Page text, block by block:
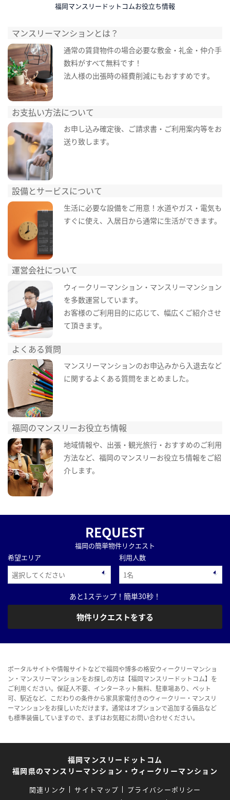
福岡マンスリードットコムお役立ち情報
マンスリーマンションとは？
通常の賃貸物件の場合必要な敷金・礼金・仲介手
数料がすべて無料です！
法人様の出張時の経費削減にもおすすめです。
お支払い方法について
お申し込み確定後、ご請求書・ご利用案内等をお
送り致します。
設備とサービスについて
生活に必要な設備をご用意！水道やガス・電気も
すぐに使え、入居日から通常に生活ができます。
運営会社について
ウィークリーマンション・マンスリーマンション
を多数運営しています。
お客様のご利用目的に応じて、幅広くご紹介させ
て頂きます。
よくある質問
マンスリーマンションのお申込みから入退去など
に関するよくある質問をまとめました。
福岡のマンスリーお役立ち情報
地域情報や、出張・観光旅行・おすすめのご利用
方法など、福岡のマンスリーお役立ち情報をご紹
介します。
REQUEST
福岡の簡単物件リクエスト
希望エリア
利用人数
あと1ステップ！簡単30秒！
物件リクエストをする
ポータルサイトや情報サイトなどで福岡や博多の格安ウィークリーマンショ
ン・マンスリーマンションをお探しの方は【福岡マンスリードットコム】を
ご利用ください。保証人不要、インターネット無料、駐車場あり、ペット
可、駅近など、こだわりの条件から家具家電付きのウィークリー・マンスリ
ーマンションをお探しいただけます。通常はオプションで追加する備品など
も標準装備していますので、まずはお気軽にお問い合わせください。
福岡マンスリードットコム
福岡県のマンスリーマンション・ウィークリーマンション
関連リンク サイトマップ
プライバシーポリシー